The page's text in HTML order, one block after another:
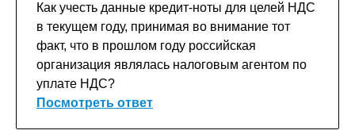
Как учесть данные кредит-ноты для целей НДС
в текущем году, принимая во внимание тот
факт, что в прошлом году российская
организация являлась налоговым агентом по
уплате НДС?
Посмотреть ответ